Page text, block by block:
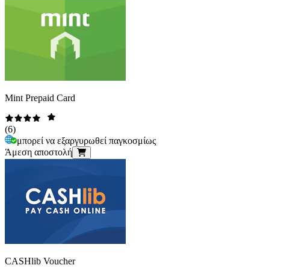
Mint Prepaid Card
(6)
μπορεί να εξαργυρωθεί παγκοσμίως
Άμεση αποστολή
CASHlib Voucher